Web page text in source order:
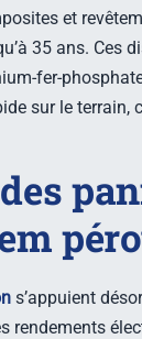
et
35 ans.
fer-
sur le
s’appuient
rendements